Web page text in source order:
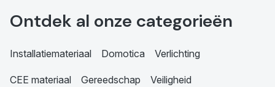
Ontdek al onze categorieën
Installatiemateriaal Domotica Verlichting
CEE materiaal Gereedschap Veiligheid